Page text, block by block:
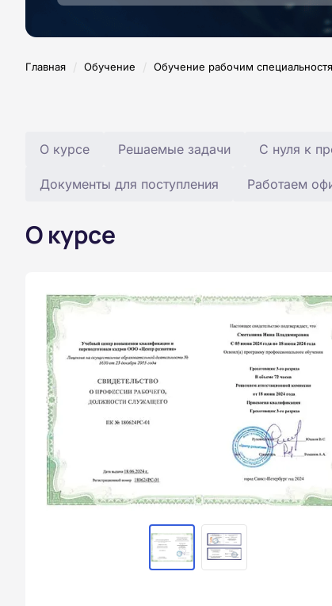
Главная / Обучение / Обучение рабочим
О курсе Решаемые задачи С нуля к
Документы для поступления Работаем
О курсе